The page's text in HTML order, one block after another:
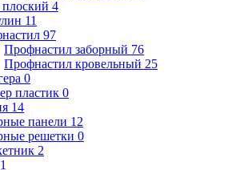
4
11
97
Профнастил заборный 76
Профнастил кровельный 25
0
пластик 0
14
панели 12
решетки 0
2